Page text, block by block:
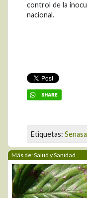
control de la
nacional.
Etiquetas: Senasa
Más de: Salud y Sanidad